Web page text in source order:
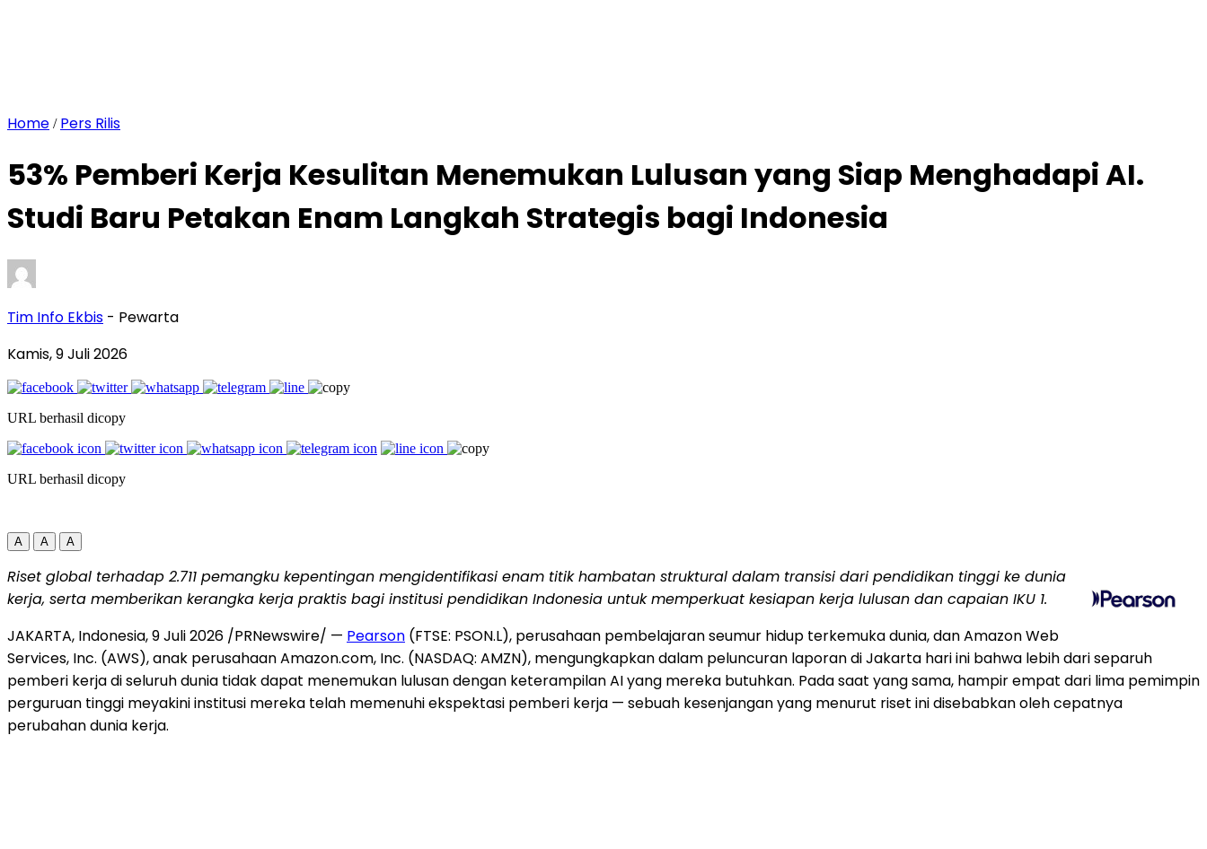
Home / Pers Rilis
53% Pemberi Kerja Kesulitan Menemukan Lulusan yang Siap Menghadapi AI.
Studi Baru Petakan Enam Langkah Strategis bagi Indonesia
Tim Info Ekbis - Pewarta
Kamis, 9 Juli 2026
URL berhasil dicopy
URL berhasil dicopy
A A A
Riset global terhadap 2.711 pemangku kepentingan mengidentifikasi enam titik hambatan struktural dalam transisi dari pendidikan tinggi ke dunia
kerja, serta memberikan kerangka kerja praktis bagi institusi pendidikan Indonesia untuk memperkuat kesiapan kerja lulusan dan capaian IKU 1.
JAKARTA, Indonesia,9 Juli 2026 /PRNewswire/ — Pearson (FTSE: PSON.L), perusahaan pembelajaran seumur hidup terkemuka dunia, dan Amazon Web
Services, Inc. (AWS), anak perusahaan Amazon.com, Inc. (NASDAQ: AMZN), mengungkapkan dalam peluncuran laporan di Jakarta hari ini bahwa lebih dari separuh
pemberi kerja di seluruh dunia tidak dapat menemukan lulusan dengan keterampilan AI yang mereka butuhkan. Pada saat yang sama, hampir empat dari lima pemimpin
perguruan tinggi meyakini institusi mereka telah memenuhi ekspektasi pemberi kerja — sebuah kesenjangan yang menurut riset ini disebabkan oleh cepatnya
perubahan dunia kerja.